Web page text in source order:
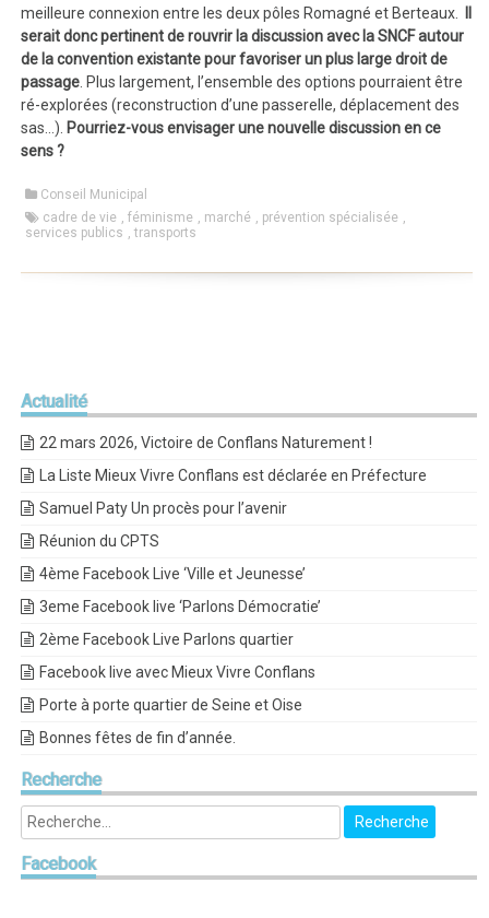
meilleure connexion entre les deux pôles Romagné et Berteaux.
serait donc pertinent de rouvrir la discussion avec la SNCF autour
de la convention existante pour favoriser un plus large droit de
passage . Plus largement, l’ensemble des options pourraient être
ré-explorées (reconstruction d’une passerelle, déplacement des
sas…). Pourriez-vous envisager une nouvelle discussion en ce
sens ?
Conseil Municipal
cadre de vie ,féminisme , marché , prévention spécialisée ,
services publics ,transports
Actualité
22 mars 2026, Victoire de Conflans Naturement !
La Liste Mieux Vivre Conflans est déclarée en Préfecture
Samuel Paty Un procès pour l’avenir
Réunion du CPTS
4ème Facebook Live ‘Ville et Jeunesse’
3eme Facebook live ‘Parlons Démocratie’
2ème Facebook Live Parlons quartier
Facebook live avec Mieux Vivre Conflans
Porte à porte quartier de Seine et Oise
Bonnes fêtes de fin d’année.
Recherche
Facebook